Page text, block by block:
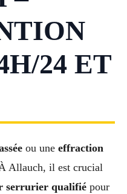
24 ET
ou une effraction
Allauch, il est crucial
serrurier qualifié pour